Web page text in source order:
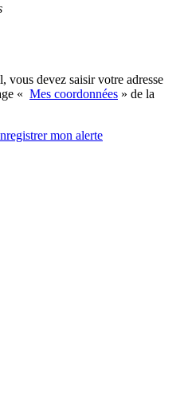
vous devez saisir votre adresse
« Mes coordonnées » de la
mon alerte